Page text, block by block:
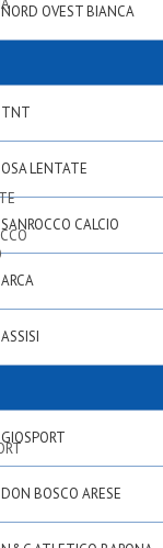
NORD OVEST BIANCA
TNT
OSA LENTATE
SANROCCO CALCIO
ARCA
ASSISI
GIOSPORT
DON BOSCO ARESE